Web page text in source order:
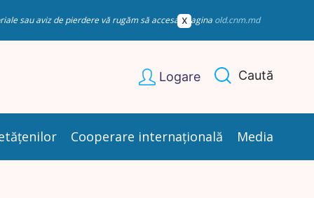
sau aviz de pierdere vă rugăm să accesați pagina old.cnm.md
Logare Caută
Cooperare internațională Media